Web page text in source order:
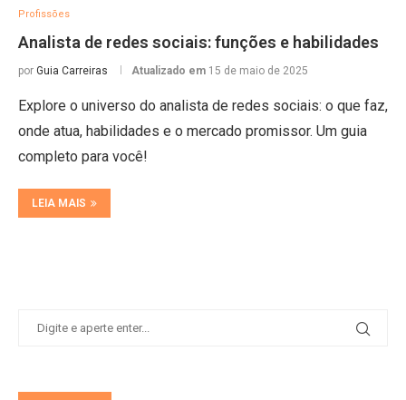
Profissões
Analista de redes sociais: funções e habilidades
por Guia Carreiras Atualizado em 15 de maio de 2025
Explore o universo do analista de redes sociais: o que faz,
onde atua, habilidades e o mercado promissor. Um guia
completo para você!
LEIA MAIS